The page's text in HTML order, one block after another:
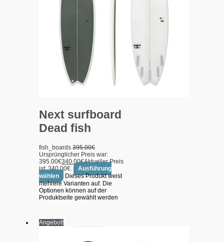
Next surfboard
Dead fish
fish_boards395.00€
Ursprünglicher Preis war:
395.00€340.00€Aktueller Preis
ist: 340.00€.
Ausführung
wählen
Dieses Produkt weist
mehrere Varianten auf. Die
Optionen können auf der
Produktseite gewählt werden
Angebot!